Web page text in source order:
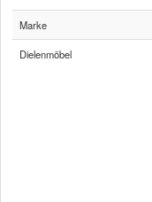
Marke
Dielenmöbel